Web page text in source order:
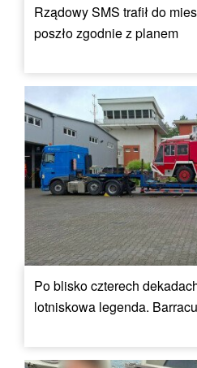
Rządowy SMS trafił do
poszło zgodnie z planem
Po blisko czterech
lotniskowa legenda.